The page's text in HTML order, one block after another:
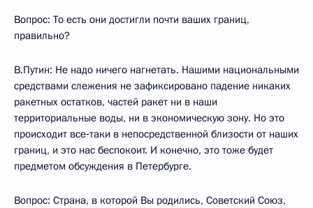
Вопрос: То есть они достигли почти ваших границ,
правильно?
В.Путин: Не надо ничего нагнетать. Нашими национальными
средствами слежения не зафиксировано падение никаких
ракетных остатков, частей ракет ни в наши
территориальные воды, ни в экономическую зону. Но это
происходит все‑таки в непосредственной близости от наших
границ, и это нас беспокоит. И конечно, это тоже будет
предметом обсуждения в Петербурге.
Вопрос: Страна, в которой Вы родились, Советский Союз,